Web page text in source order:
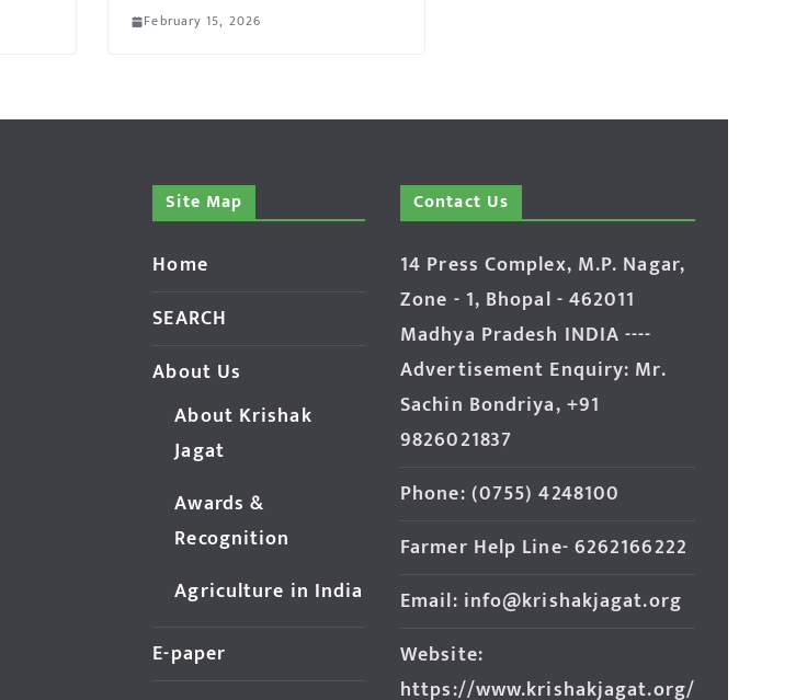
February 15, 2026
Site Map
Home
SEARCH
About Us
About Krishak
Jagat
Awards &
Recognition
Agriculture in India
E-paper
Contact Us
14 Press Complex, M.P. Nagar,
Zone - 1, Bhopal - 462011
Madhya Pradesh INDIA ----
Advertisement Enquiry: Mr.
Sachin Bondriya, +91
9826021837
Phone: (0755) 4248100
Farmer Help Line- 6262166222
Email: info@krishakjagat.org
Website:
https://www.krishakjagat.org/